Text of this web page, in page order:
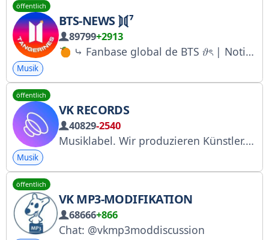
öffentlich
BTS-NEWS ⟭⟬⁷
89799+2913
⤷ Fanbase global de BTS 𝜗ৎ | Noticias, trads, stream, votaciones, reels & más ── .✦ ARMY, always with BTS
Musik
öffentlich
VK RECORDS
40829-2540
Musiklabel. Wir produzieren Künstler. Wir veröffentlichen und vertreiben Musik. Wir initiieren Sonderprojekte. Wir entdecken Talente in der Musikbranche.
Musik
öffentlich
VK MP3-MODIFIKATION
68666+866
Chat: @vkmp3moddiscussion